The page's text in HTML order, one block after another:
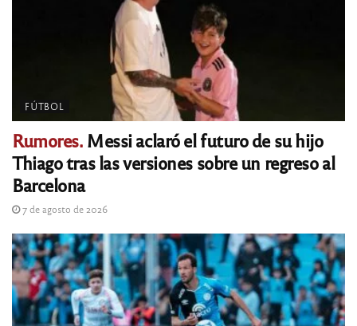
FÚTBOL
Rumores.Messi aclaró el futuro de su hijo
Thiago tras las versiones sobre un regreso al
Barcelona
7 de agosto de 2026